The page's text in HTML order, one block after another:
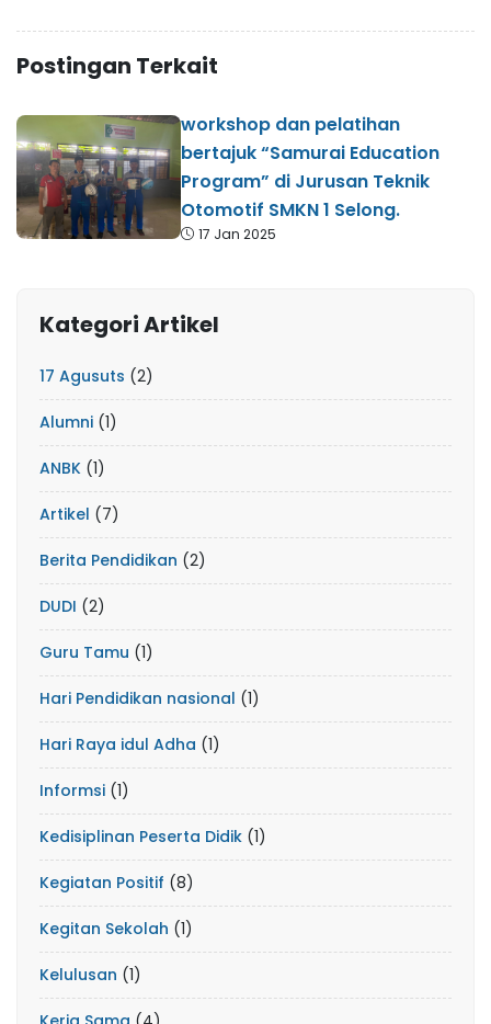
Postingan Terkait
workshop dan pelatihan
bertajuk “Samurai Education
Program” di Jurusan Teknik
Otomotif SMKN 1 Selong.
17 Jan 2025
Kategori Artikel
17 Agusuts (2)
Alumni (1)
ANBK (1)
Artikel (7)
Berita Pendidikan (2)
DUDI (2)
Guru Tamu (1)
Hari Pendidikan nasional (1)
Hari Raya idul Adha (1)
Informsi (1)
Kedisiplinan Peserta Didik (1)
Kegiatan Positif (8)
Kegitan Sekolah (1)
Kelulusan (1)